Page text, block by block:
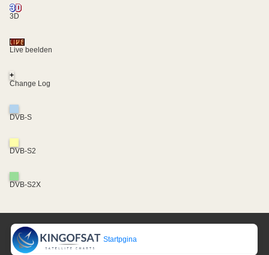
3D
Live beelden
+
Change Log
DVB-S
DVB-S2
DVB-S2X
Startpgina